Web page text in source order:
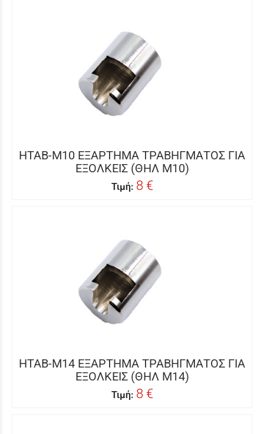
HTAB-M10 ΕΞΑΡΤΗΜΑ ΤΡΑΒΗΓΜΑΤΟΣ ΓΙΑ
ΕΞΟΛΚΕΙΣ (ΘΗΛ Μ10)
Τιμή: 8 €
HTAB-M14 ΕΞΑΡΤΗΜΑ ΤΡΑΒΗΓΜΑΤΟΣ ΓΙΑ
ΕΞΟΛΚΕΙΣ (ΘΗΛ Μ14)
Τιμή: 8 €